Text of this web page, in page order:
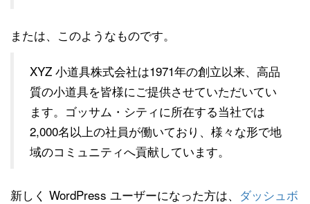
または、このようなものです。
XYZ 小道具株式会社は1971年の創立以来、高品
質の小道具を皆様にご提供させていただいてい
ます。ゴッサム・シティに所在する当社では
2,000名以上の社員が働いており、様々な形で地
域のコミュニティへ貢献しています。
新しく WordPress ユーザーになった方は、 ダッシュボ